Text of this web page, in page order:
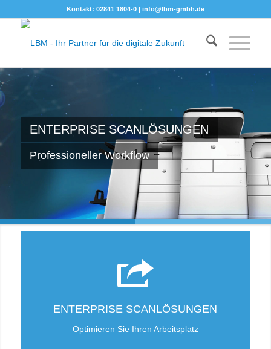
Kontakt: 02841 1804-0 | info@lbm-gmbh.de
ENTERPRISE SCANLÖSUNGEN
Professioneller Workflow
ENTERPRISE SCANLÖSUNGEN
Optimieren Sie Ihren Arbeitsplatz